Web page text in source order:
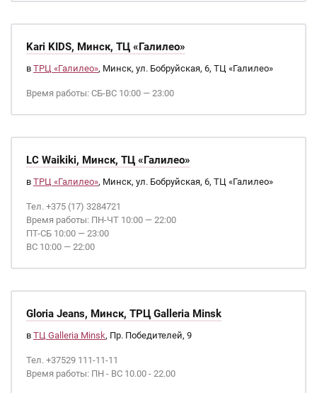
Kari KIDS, Минск, ТЦ «Галилео»
в ТРЦ «Галилео», Минск, ул. Бобруйская, 6, ТЦ «Галилео»
Время работы: СБ-ВС 10:00 — 23:00
LC Waikiki, Минск, ТЦ «Галилео»
в ТРЦ «Галилео», Минск, ул. Бобруйская, 6, ТЦ «Галилео»
Тел. +375 (17) 3284721
Время работы: ПН-ЧТ 10:00 — 22:00
ПТ-СБ 10:00 — 23:00
ВС 10:00 — 22:00
Gloria Jeans, Минск, ТРЦ Galleria Minsk
в ТЦ Galleria Minsk, Пр. Победителей, 9
Тел. +37529 111-11-11
Время работы: ПН - ВС 10.00 - 22.00